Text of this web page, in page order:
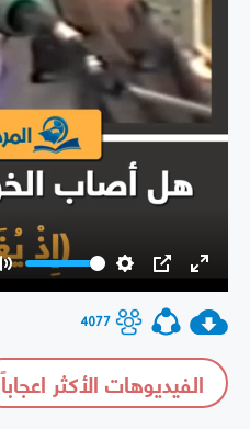
Settings
PIP Enter
4077
الفيديوهات الأكثر اعجاباً